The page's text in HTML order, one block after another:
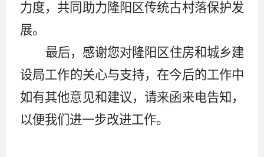
力度，共同助力隆阳区传统古村落保护发
展。
最后， 感谢您对隆阳区住房和城乡建
设局工作的关心与支持，在今后的工作中
如有其他意见和建议，请来函来电告知，
以便我们进一步改进工作。